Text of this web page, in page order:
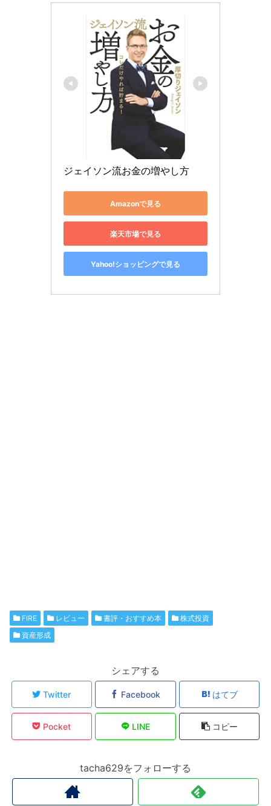
ジェイソン流お金の増やし方
Amazonで見る
楽天市場で見る
Yahoo!ショッピングで見る
FIRE レビュー 書評・おすすめ本
株式投資
資産形成
シェアする
Twitter Facebook はてブ
Pocket LINE コピー
tacha629をフォローする